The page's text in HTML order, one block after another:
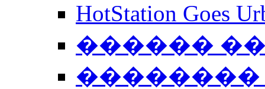
HotStation
������
��������